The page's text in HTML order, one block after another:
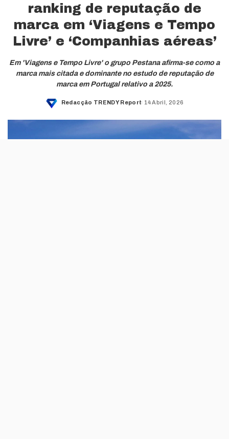
ranking de reputação de
marca em ‘Viagens e Tempo
Livre’ e ‘Companhias aéreas’
Em 'Viagens e Tempo Livre' o grupo Pestana afirma-se como a
marca mais citada e dominante no estudo de reputação de
marca em Portugal relativo a 2025.
Posted
Redacção TRENDY Report 14 Abril, 2026